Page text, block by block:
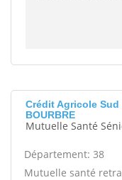
Crédit Agricole Sud
BOURBRE
Mutuelle Santé
Département: 38
Mutuelle santé